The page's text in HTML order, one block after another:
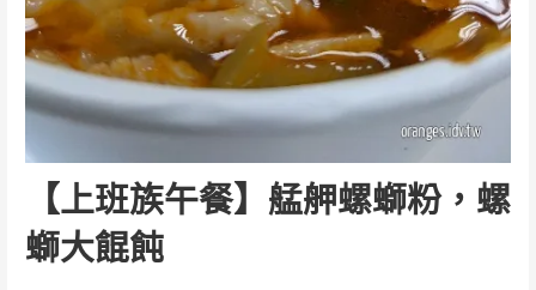
【上班族午餐】艋舺螺螄粉，螺
螄大餛飩